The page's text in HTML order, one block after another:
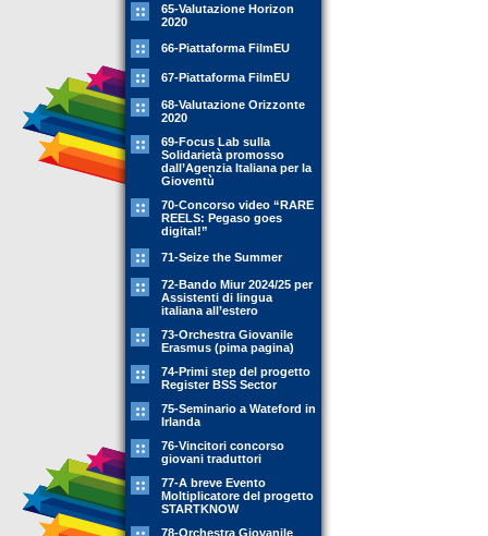
65-Valutazione Horizon
2020
66-Piattaforma FilmEU
67-Piattaforma FilmEU
68-Valutazione Orizzonte
2020
69-Focus Lab sulla
Solidarietà promosso
dall’Agenzia Italiana per la
Gioventù
70-Concorso video “RARE
REELS: Pegaso goes
digital!”
71-Seize the Summer
72-Bando Miur 2024/25 per
Assistenti di lingua
italiana all’estero
73-Orchestra Giovanile
Erasmus (pima pagina)
74-Primi step del progetto
Register BSS Sector
75-Seminario a Wateford in
Irlanda
76-Vincitori concorso
giovani traduttori
77-A breve Evento
Moltiplicatore del progetto
STARTKNOW
78-Orchestra Giovanile